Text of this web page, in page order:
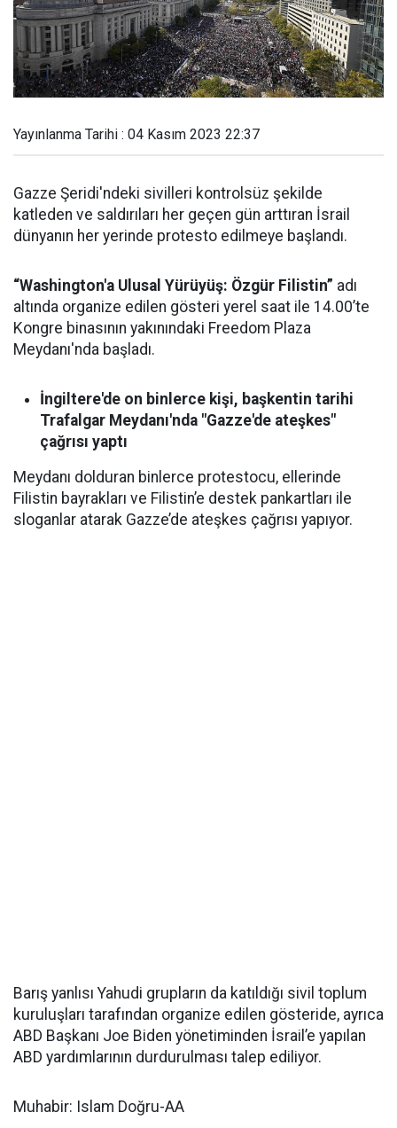
Yayınlanma Tarihi : 04 Kasım 2023 22:37
Gazze Şeridi'ndeki sivilleri kontrolsüz şekilde
katleden ve saldırıları her geçen gün arttıran İsrail
dünyanın her yerinde protesto edilmeye başlandı.
“Washington'a Ulusal Yürüyüş: Özgür Filistin” adı
altında organize edilen gösteri yerel saat ile 14.00’te
Kongre binasının yakınındaki Freedom Plaza
Meydanı'nda başladı.
İngiltere'de on binlerce kişi, başkentin tarihi
Trafalgar Meydanı'nda "Gazze'de ateşkes"
çağrısı yaptı
Meydanı dolduran binlerce protestocu, ellerinde
Filistin bayrakları ve Filistin’e destek pankartları ile
sloganlar atarak Gazze’de ateşkes çağrısı yapıyor.
Barış yanlısı Yahudi grupların da katıldığı sivil toplum
kuruluşları tarafından organize edilen gösteride, ayrıca
ABD Başkanı Joe Biden yönetiminden İsrail’e yapılan
ABD yardımlarının durdurulması talep ediliyor.
Muhabir: Islam Doğru-AA